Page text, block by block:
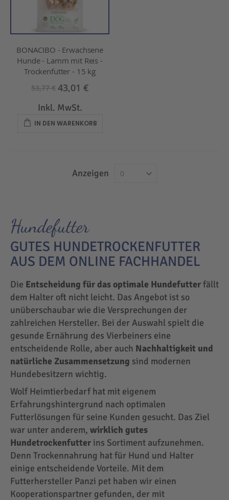
BONACIBO - Erwachsene
Hunde - Lamm mit Reis -
Trockenfutter - 15 kg
53,77 € 43,01 €
Inkl. MwSt.
IN DEN WARENKORB
Anzeigen
Hundefutter
GUTES HUNDETROCKENFUTTER
AUS DEM ONLINE FACHHANDEL
Die Entscheidung für das optimale Hundefutterfällt
dem Halter oft nicht leicht. Das Angebot ist so
unüberschaubar wie die Versprechungen der
zahlreichen Hersteller. Bei der Auswahl spielt die
gesunde Ernährung des Vierbeiners eine
entscheidende Rolle, aber auch Nachhaltigkeit und
natürliche Zusammensetzung sind modernen
Hundebesitzern wichtig.
Wolf Heimtierbedarf hat mit eigenem
Erfahrungshintergrund nach optimalen
Futterlösungen für seine Kunden gesucht. Das Ziel
war unter anderem, wirklich gutes
Hundetrockenfutter ins Sortiment aufzunehmen.
Denn Trockennahrung hat für Hund und Halter
einige entscheidende Vorteile. Mit dem
Futterhersteller Panzi pet haben wir einen
Kooperationspartner gefunden, der mit